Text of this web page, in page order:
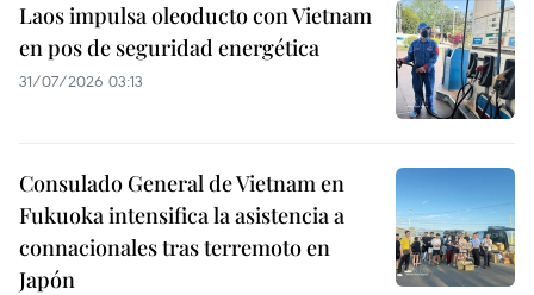
Laos impulsa oleoducto con Vietnam
en pos de seguridad energética
31/07/2026 03:13
Consulado General de Vietnam en
Fukuoka intensifica la asistencia a
connacionales tras terremoto en
Japón